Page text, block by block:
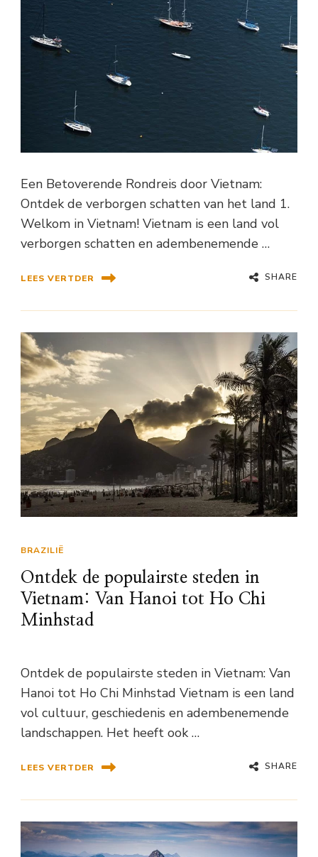
Een Betoverende Rondreis door Vietnam:
Ontdek de verborgen schatten van het land 1.
Welkom in Vietnam! Vietnam is een land vol
verborgen schatten en adembenemende …
LEES VERTDER SHARE
BRAZILIË
Ontdek de populairste steden in
Vietnam: Van Hanoi tot Ho Chi
Minhstad
Ontdek de populairste steden in Vietnam: Van
Hanoi tot Ho Chi Minhstad Vietnam is een land
vol cultuur, geschiedenis en adembenemende
landschappen. Het heeft ook …
LEES VERTDER SHARE